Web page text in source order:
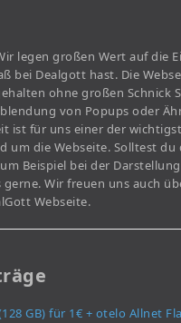
legen großen Wert auf die
bei Dealgott hast. Die
ohne großen Schnick
von Popups oder
ist für uns einer der
um die Webseite. Solltest du
Beispiel bei der
Wir freuen uns auch
Webseite.
GB) für 1€ + otelo Allnet